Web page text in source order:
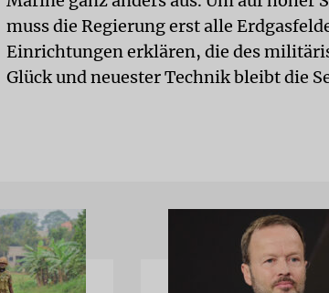
muss die Regierung erst alle
Einrichtungen erklären, die des
Glück und neuester Technik bleibt die